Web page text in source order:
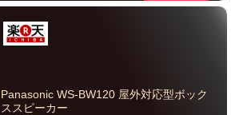
Panasonic WS-BW120 屋外対応型ボック
ススピーカー